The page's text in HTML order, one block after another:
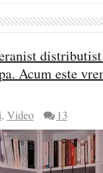
Acum este
, Video 13